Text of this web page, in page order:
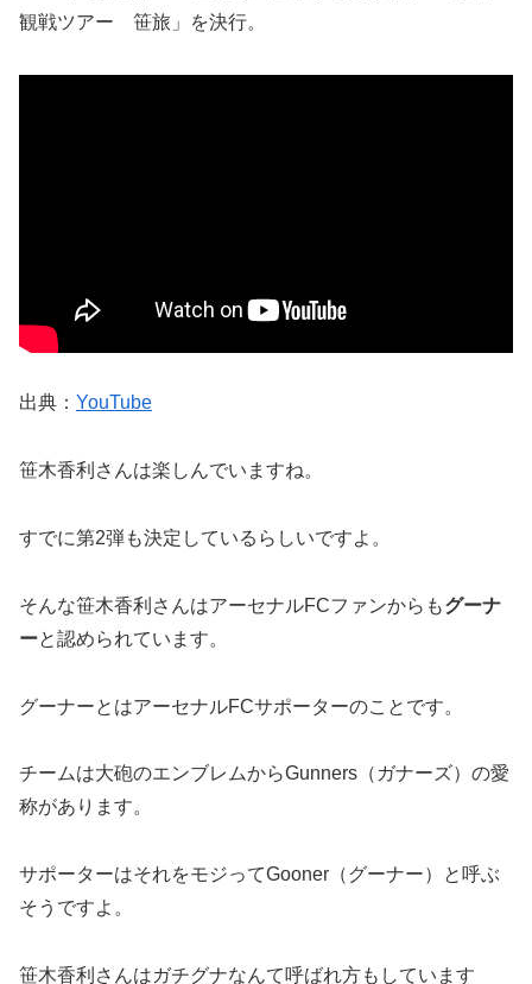
観戦ツアー 笹旅」を決行。
出典： YouTube
笹木香利さんは楽しんでいますね。
すでに第2弾も決定しているらしいですよ。
そんな笹木香利さんはアーセナルFCファンからもグーナ
ーと認められています。
グーナーとはアーセナルFCサポーターのことです。
チームは大砲のエンブレムからGunners（ガナーズ）の愛
称があります。
サポーターはそれをモジってGooner（グーナー）と呼ぶ
そうですよ。
笹木香利さんはガチグナなんて呼ばれ方もしています